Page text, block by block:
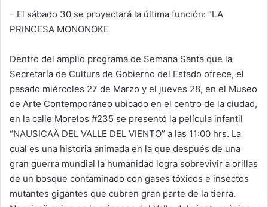
– El sábado 30 se proyectará la última función: “LA
PRINCESA MONONOKE
Dentro del amplio programa de Semana Santa que la
Secretaría de Cultura de Gobierno del Estado ofrece, el
pasado miércoles 27 de Marzo y el jueves 28, en el Museo
de Arte Contemporáneo ubicado en el centro de la ciudad,
en la calle Morelos #235 se presentó la película infantil
“NAUSICAÄ DEL VALLE DEL VIENTO” a las 11:00 hrs. La
cual es una historia animada en la que después de una
gran guerra mundial la humanidad logra sobrevivir a orillas
de un bosque contaminado con gases tóxicos e insectos
mutantes gigantes que cubren gran parte de la tierra.